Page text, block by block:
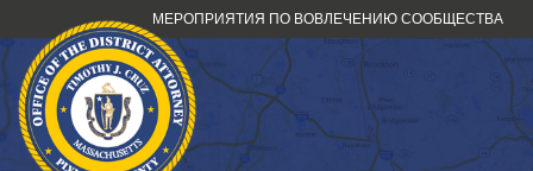
к
содержанию
МЕРОПРИЯТИЯ ПО ВОВЛЕЧЕНИЮ СООБЩЕСТВА